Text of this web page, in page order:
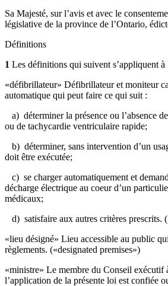
Sa Majesté, sur l’avis et avec le
législative de la province de l’Ontario,
Définitions
1 Les définitions qui suivent s’appliquent à
«défibrillateur» Défibrillateur et moniteur
automatique qui peut faire ce qui suit :
a) déterminer la présence ou l’absence
ou de tachycardie ventriculaire rapide;
b) déterminer, sans intervention d’un
doit être exécutée;
c) se charger automatiquement et
décharge électrique au coeur d’un
médicaux;
d) satisfaire aux autres critères prescrits.
«lieu désigné» Lieu accessible au public
règlements. («designated premises»)
«ministre» Le membre du Conseil exécutif
l’application de la présente loi est confiée